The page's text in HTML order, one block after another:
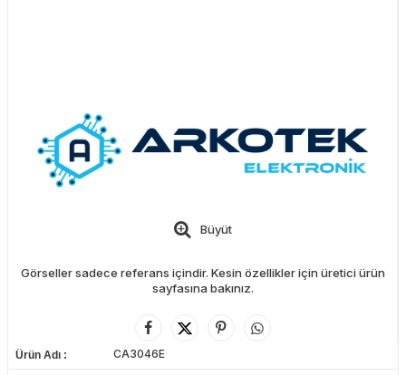
Büyüt
Görseller sadece referans içindir. Kesin özellikler için üretici ürün
sayfasına bakınız.
Ürün Adı CA3046E